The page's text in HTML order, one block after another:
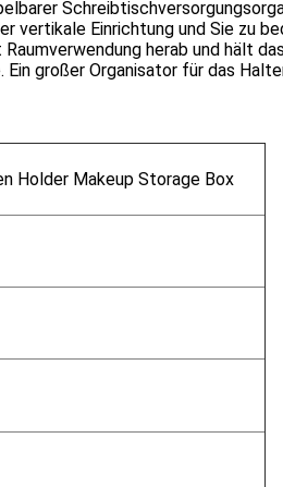
vertikale Einrichtung und Sie zu
herab und hält
Ein großer Organisator für das
Holder Makeup Storage Box